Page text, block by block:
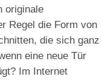
originale
Regel die Form von
die sich ganz
eine neue Tür
Im Internet